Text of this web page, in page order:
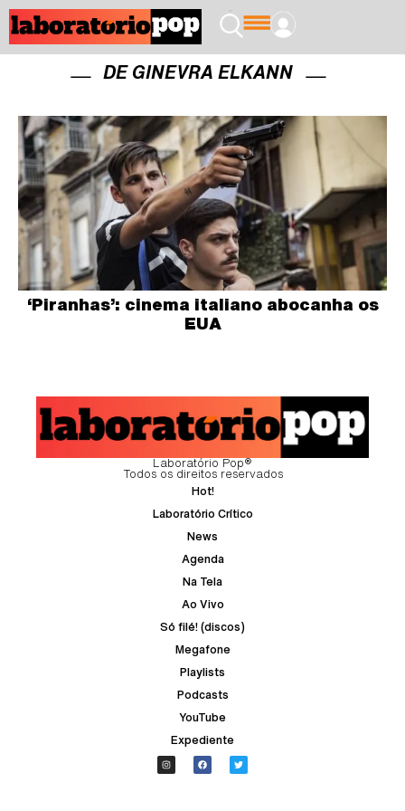
DE GINEVRA ELKANN
‘Piranhas’: cinema italiano abocanha os
EUA
Laboratório Pop®
Todos os direitos reservados
Hot!
Laboratório Crítico
News
Agenda
Na Tela
Ao Vivo
Só filé! (discos)
Megafone
Playlists
Podcasts
YouTube
Expediente